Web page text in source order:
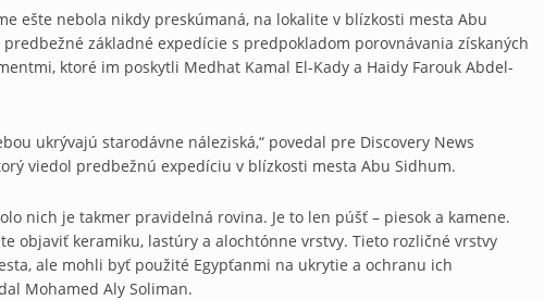
ešte nebola nikdy preskúmaná, na lokalite v blízkosti mesta Abu
základné expedície s predpokladom porovnávania získaných
ktoré im poskytli Medhat Kamal El-Kady a Haidy Farouk Abdel-
ukrývajú starodávne náleziská,“ povedal pre Discovery News
viedol predbežnú expedíciu v blízkosti mesta Abu Sidhum.
nich je takmer pravidelná rovina. Je to len púšť – piesok a kamene.
objaviť keramiku, lastúry a alochtónne vrstvy. Tieto rozličné vrstvy
ale mohli byť použité Egypťanmi na ukrytie a ochranu ich
Mohamed Aly Soliman.